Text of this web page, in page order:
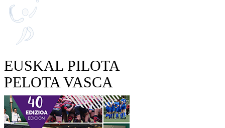
EUSKAL PILOTA
PELOTA VASCA